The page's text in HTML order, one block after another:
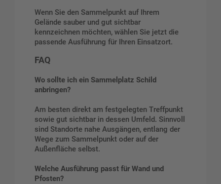
Wenn Sie den Sammelpunkt auf Ihrem
Gelände sauber und gut sichtbar
kennzeichnen möchten, wählen Sie jetzt die
passende Ausführung für Ihren Einsatzort.
FAQ
Wo sollte ich ein Sammelplatz Schild
anbringen?
Am besten direkt am festgelegten Treffpunkt
sowie gut sichtbar in dessen Umfeld. Sinnvoll
sind Standorte nahe Ausgängen, entlang der
Wege zum Sammelpunkt oder auf der
Außenfläche selbst.
Welche Ausführung passt für Wand und
Pfosten?